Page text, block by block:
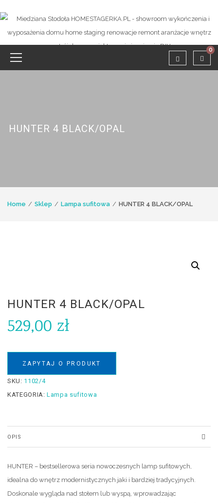
0
HUNTER 4 BLACK/OPAL
Home Sklep Lampa sufitowa HUNTER 4 BLACK/OPAL
HUNTER 4 BLACK/OPAL
529,00 zł
ZAPYTAJ O PRODUKT
SKU: 1102/4
KATEGORIA:Lampa sufitowa
OPIS
HUNTER – bestsellerowa seria nowoczesnych lamp sufitowych,
idealna do wnętrz modernistycznych jaki i bardziej tradycyjnych.
Doskonale wygląda nad stołem lub wyspą, wprowadzając